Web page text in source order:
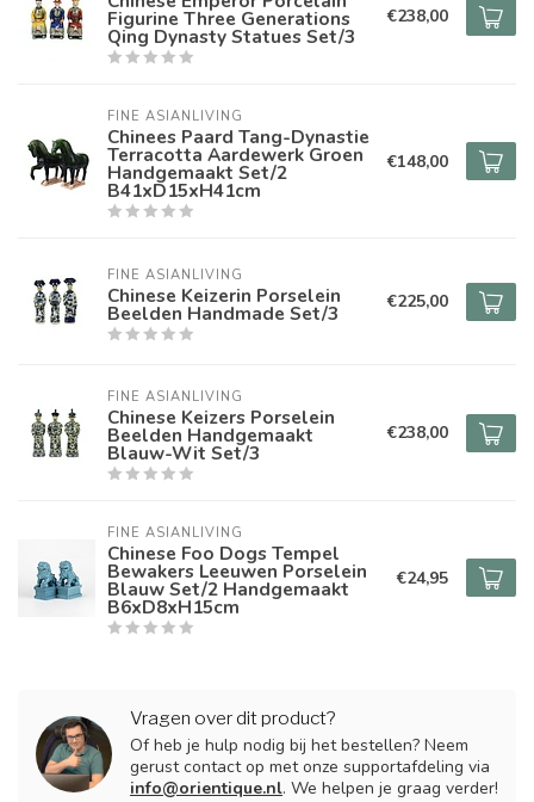
Figurine Three Generations
Qing Dynasty Statues Set/3
€238,00
FINE ASIANLIVING
Chinees Paard Tang-Dynastie
Terracotta Aardewerk Groen
Handgemaakt Set/2
B41xD15xH41cm
€148,00
FINE ASIANLIVING
Chinese Keizerin Porselein
Beelden Handmade Set/3 €225,00
FINE ASIANLIVING
Chinese Keizers Porselein
Beelden Handgemaakt
Blauw-Wit Set/3
€238,00
FINE ASIANLIVING
Chinese Foo Dogs Tempel
Bewakers Leeuwen Porselein
Blauw Set/2 Handgemaakt
B6xD8xH15cm
€24,95
Vragen over dit product?
Of heb je hulp nodig bij het bestellen? Neem
gerust contact op met onze supportafdeling via
info@orientique.nl. We helpen je graag verder!